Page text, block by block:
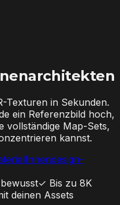
Texturen in Sekunden.
ein Referenzbild hoch,
vollständige Map-Sets,
kannst.
Innendesign-
✓ Bis zu 8K
deinen Assets